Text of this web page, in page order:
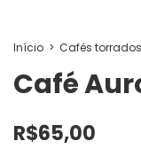
Início > Cafés torrados
Café
R$65,00